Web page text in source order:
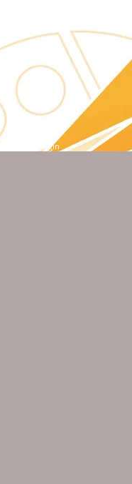
Webmaster Login